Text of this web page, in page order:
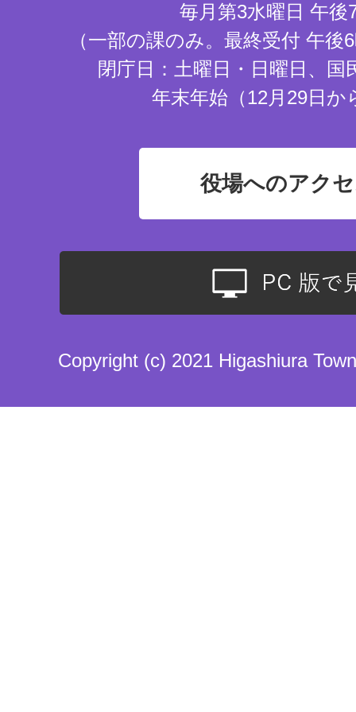
毎月第3水曜日 午後
（一部の課のみ。最終受付 午
閉庁日：土曜日・日曜日、国
年末年始（12月29日か
役場へのアク
Copyright (c) 2021 Higashiura